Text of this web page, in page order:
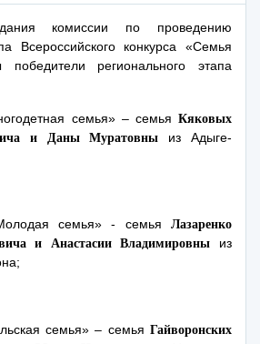
комиссии по проведению
Всероссийского конкурса «Семья
победители регионального этапа
семья» – семья Кяковых
и Даны Муратовны из Адыге-
семья» - семья Лазаренко
и Анастасии Владимировны из
семья» – семья Гайворонских